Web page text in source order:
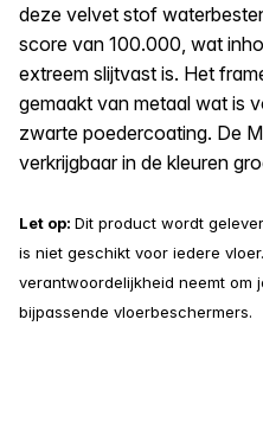
deze velvet stof
score van 100.000, wat
extreem slijtvast is. Het
gemaakt van metaal wat is
zwarte poedercoating. De
verkrijgbaar in de kleuren
Let op: Dit product wordt
is niet geschikt voor iedere
verantwoordelijkheid neemt om
bijpassende vloerbeschermers.